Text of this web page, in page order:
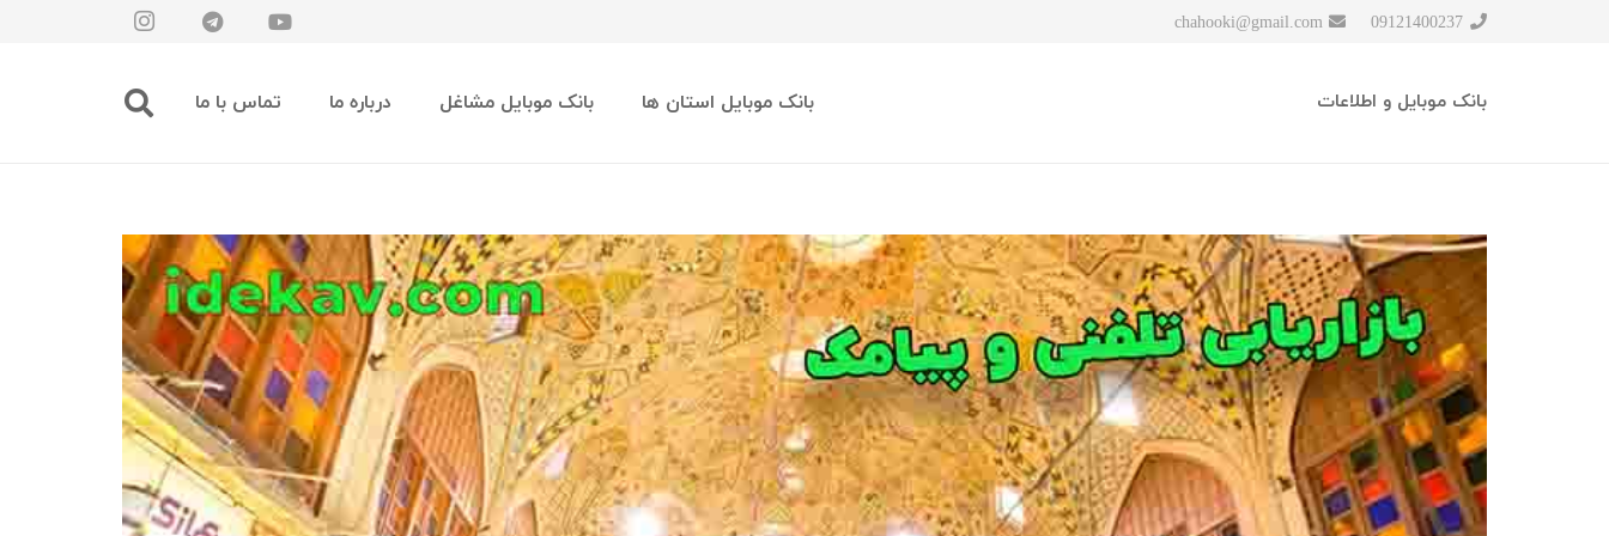
09121400237
chahooki@gmail.com
بانک موبایل و اطلاعات بانک موبایل استان ها بانک موبایل مشاغل درباره ما تماس با ما